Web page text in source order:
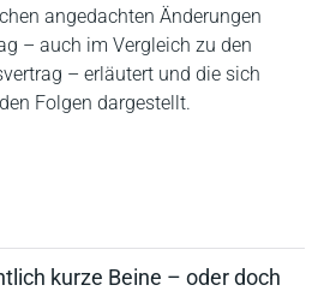
angedachten Änderungen
– auch im Vergleich zu den
– erläutert und die sich
Folgen dargestellt.
kurze Beine – oder doch